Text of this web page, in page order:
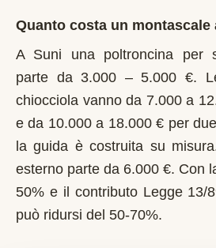
Quanto costa un montascale
A Suni una poltroncina per
parte da 3.000 – 5.000 €.
chiocciola vanno da 7.000 a
e da 10.000 a 18.000 € per
la guida è costruita su
esterno parte da 6.000 €. Con
50% e il contributo Legge 13/
può ridursi del 50-70%.